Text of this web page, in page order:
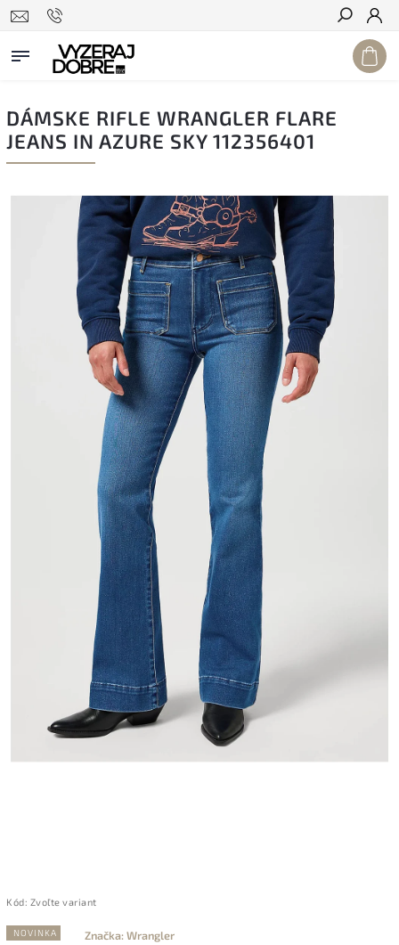
Hľadať
DÁMSKE RIFLE WRANGLER FLARE
JEANS IN AZURE SKY 112356401
Kód: Zvoľte variant
NOVINKA Značka:Wrangler